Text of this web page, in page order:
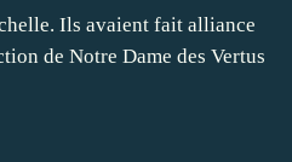
Ils avaient fait alliance
de Notre Dame des Vertus